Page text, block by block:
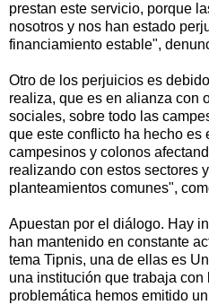
prestan este servicio, porque
nosotros y nos han estado
financiamiento estable",
Otro de los perjuicios es
realiza, que es en alianza con
sociales, sobre todo las
que este conflicto ha hecho es
campesinos y colonos
realizando con estos sectores
planteamientos comunes",
Apuestan por el diálogo. Hay
han mantenido en constante
tema Tipnis, una de ellas es
una institución que trabaja
problemática hemos emitido